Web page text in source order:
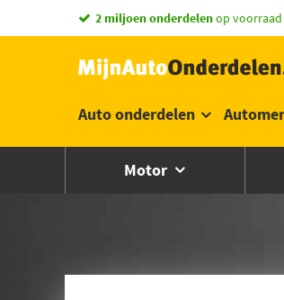
2 miljoen onderdelenop voorraad
Auto onderdelen
Motor